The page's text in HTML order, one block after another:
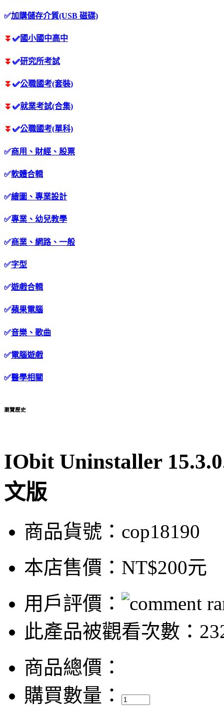
✅加購儲存介質(USB 磁碟)
⏬ ✅國小國中高中
⏬ ✅研究所考試
⏬ ✅公職國考(套裝)
⏬ ✅就業考試(合集)
⏬ ✅公職國考(單科)
✅商用、財經、股票
✅軟體合輯
✅繪圖、專業設計
✅專業、幼兒教學
✅商業、網路、一般
✅字型
✅遊戲合輯
✅蘋果電腦
✅音樂、歌曲
✅電腦遊戲
✅醫學相關
瀏覽歷史
IObit Uninstaller
文版
商品貨號：cop18190
本店售價： NT$200元
用戶評價：
此產品被觀看次數：
商品總價：
購買數量：